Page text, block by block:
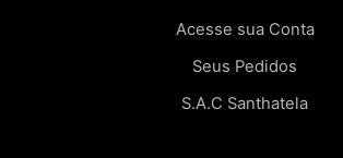
Acesse sua Conta
Seus Pedidos
S.A.C Santhatela